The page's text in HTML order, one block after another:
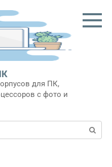
для ПК,
с фото и